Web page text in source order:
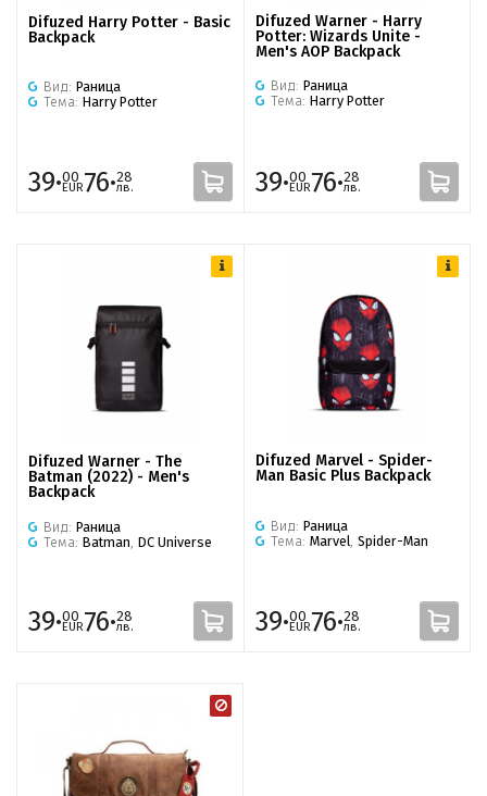
Difuzed Harry Potter - Basic
Backpack
Вид: Раница
Тема: Harry Potter
39·00
EUR76·28
лв.
Difuzed Warner - Harry
Potter: Wizards Unite -
Men's AOP Backpack
Вид: Раница
Тема: Harry Potter
39·00
EUR76·28
лв.
Difuzed Warner - The
Batman (2022) - Men's
Backpack
Вид: Раница
Тема: Batman DC Universe
39·00
EUR76·28
лв.
Difuzed Marvel - Spider-
Man Basic Plus Backpack
Вид: Раница
Тема: Marvel Spider-Man
39·00
EUR76·28
лв.